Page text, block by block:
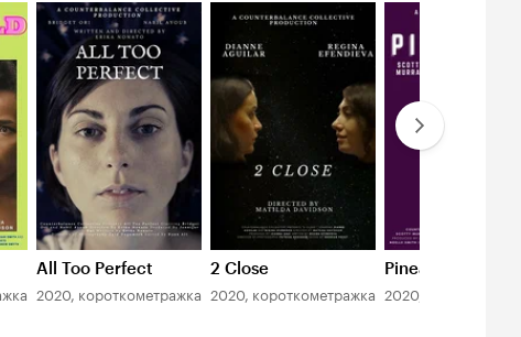
All Too Perfect
2020, короткометражка
2 Close
2020, короткометражка
Pineapple
2020,